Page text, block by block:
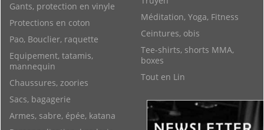
Méditation, Yoga, Fitness
Ceintures, obis
Tee-shirts, shorts MMA,
boxes
Tout en Lin
Gants, protection en vinyle
Protections en coton
Pao, Bouclier, raquette
Equipement, tatamis,
mannequin
Chaussures, zoories
Sacs, bagagerie
Armes, sabre, épée, katana